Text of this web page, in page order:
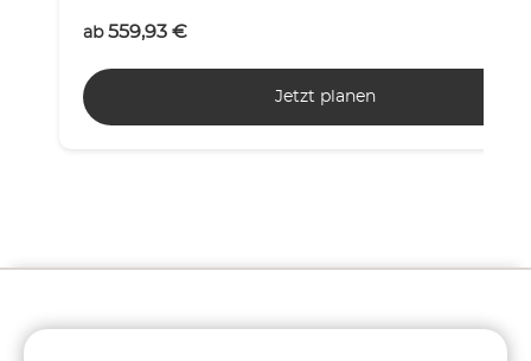
ab 559,93 €
Jetzt planen